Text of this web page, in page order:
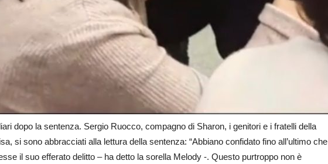
dopo la sentenza. Sergio Ruocco, compagno di Sharon, i genitori e i fratelli della
si sono abbracciati alla lettura della sentenza: “Abbiano confidato fino all’ultimo che
il suo efferato delitto – ha detto la sorella Melody -. Questo purtroppo non è